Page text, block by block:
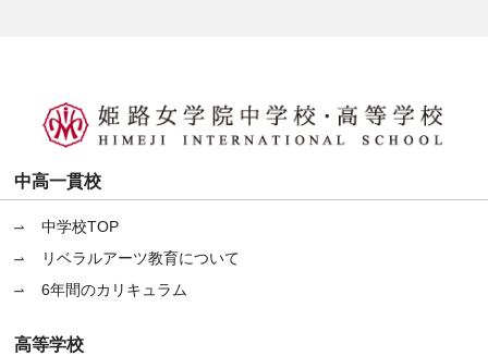
中高一貫校
中学校TOP
リベラルアーツ教育について
6年間のカリキュラム
高等学校